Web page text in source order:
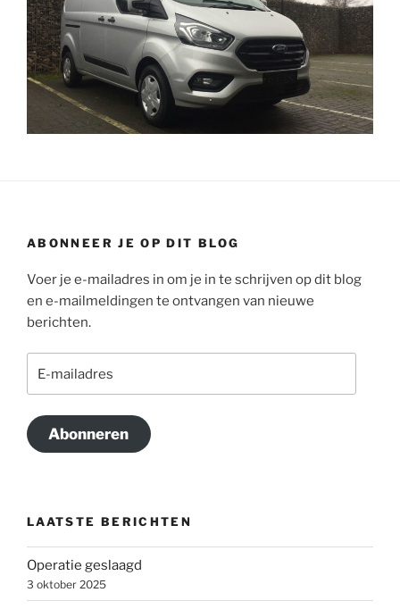
ABONNEER JE OP DIT BLOG
Voer je e-mailadres in om je in te schrijven op dit blog
en e-mailmeldingen te ontvangen van nieuwe
berichten.
Abonneren
LAATSTE BERICHTEN
Operatie geslaagd
3 oktober 2025